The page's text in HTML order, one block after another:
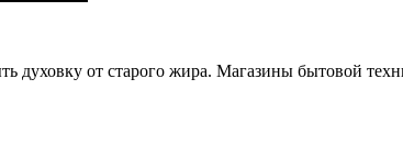
духовку от старого жира. Магазины бытовой